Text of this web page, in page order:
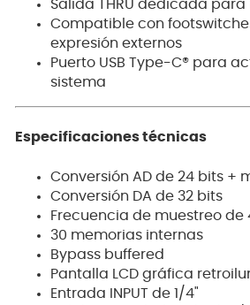
Salida THRU dedicada
Compatible con
expresión externos
Puerto USB Type-C® para
sistema
Especificaciones técnicas
Conversión AD de 24 bits +
Conversión DA de 32 bits
Frecuencia de muestreo de
30 memorias internas
Bypass buffered
Pantalla LCD gráfica
Entrada INPUT de 1/4"